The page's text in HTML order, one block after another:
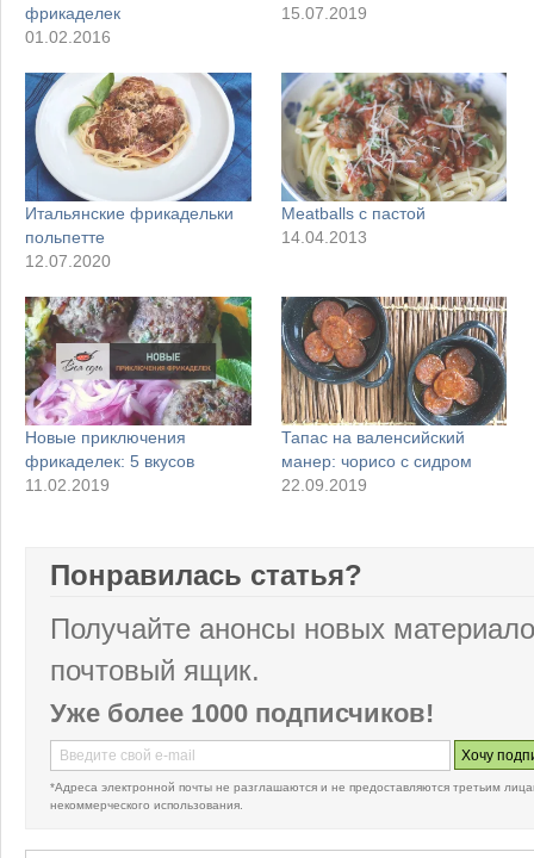
фрикаделек
01.02.2016
15.07.2019
Итальянские фрикадельки
польпетте
12.07.2020
Meatballs с пастой
14.04.2013
Новые приключения
фрикаделек: 5 вкусов
11.02.2019
Тапас на валенсийский
манер: чорисо с сидром
22.09.2019
Понравилась статья?
Получайте анонсы новых
почтовый ящик.
Уже более 1000 подписчиков!
*Адреса электронной почты не разглашаются и не предоставляются третьим
некоммерческого использования.